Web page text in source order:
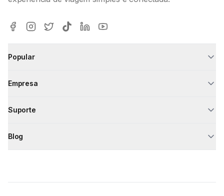
Popular
Empresa
Suporte
Blog